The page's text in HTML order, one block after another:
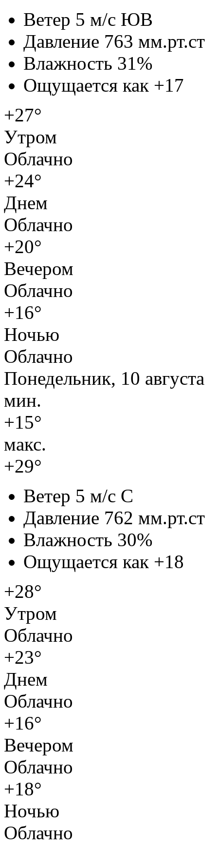
Ветер 5 м/с ЮВ
Давление 763 мм.рт.ст
Влажность 31%
Ощущается как +17
+27°
Утром
Облачно
+24°
Днем
Облачно
+20°
Вечером
Облачно
+16°
Ночью
Облачно
Понедельник, 10 августа
мин.
+15°
макс.
+29°
Ветер 5 м/с С
Давление 762 мм.рт.ст
Влажность 30%
Ощущается как +18
+28°
Утром
Облачно
+23°
Днем
Облачно
+16°
Вечером
Облачно
+18°
Ночью
Облачно